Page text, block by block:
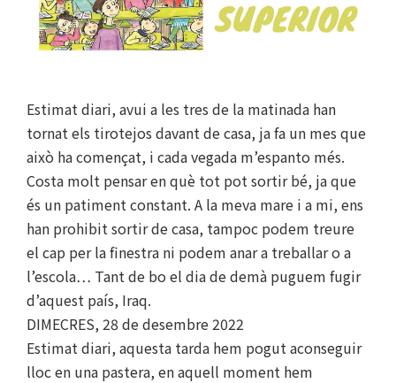
Estimat diari, avui a les tres de la matinada han
tornat els tirotejos davant de casa, ja fa un mes que
això ha començat, i cada vegada m’espanto més.
Costa molt pensar en què tot pot sortir bé, ja que
és un patiment constant. A la meva mare i a mi, ens
han prohibit sortir de casa, tampoc podem treure
el cap per la finestra ni podem anar a treballar o a
l’escola… Tant de bo el dia de demà puguem fugir
d’aquest país, Iraq.
DIMECRES, 28 de desembre 2022
Estimat diari, aquesta tarda hem pogut aconseguir
lloc en una pastera, en aquell moment hem